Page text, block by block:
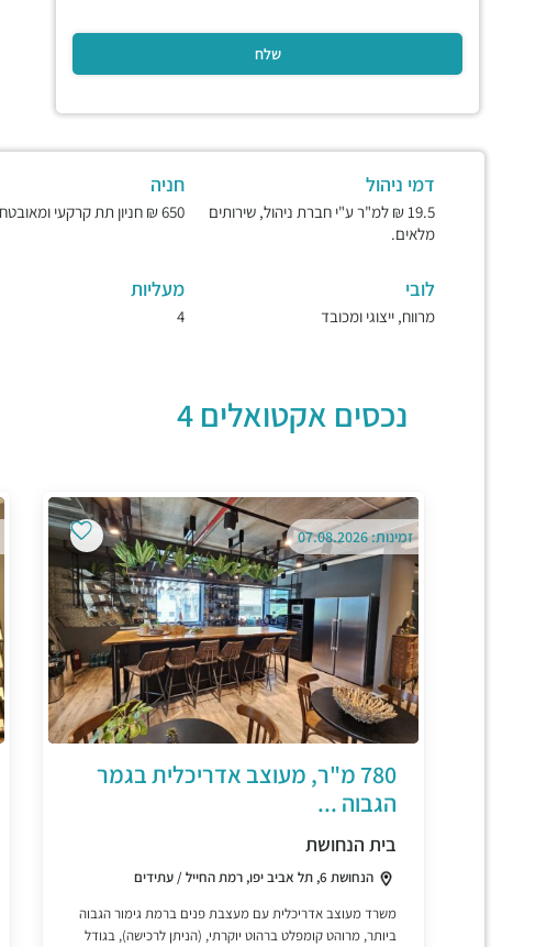
דמי ניהול
19.5 ₪ למ"ר ע"י חברת ניהול, שירותים
מלאים.
חניה
650 ₪ חניון תת קרקעי ומאובטח.
לובי
מרווח, ייצוגי ומכובד
מעליות
4
נכסים אקטואלים 4
זמינות: 07.08.2026
780 מ"ר, מעוצב אדריכלית בגמר
הגבוה ...
בית הנחושת
הנחושת 6, תל אביב יפו, רמת החייל / עתידים
משרד מעוצב אדריכלית עם מעצבת פנים ברמת גימור הגבוה
ביותר, מרוהט קומפלט ברהוט יוקרתי, (הניתן לרכישה), בגודל